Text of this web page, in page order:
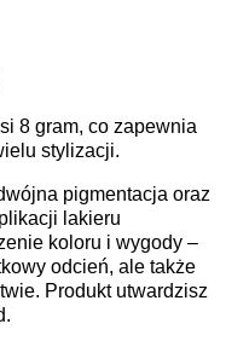
8 gram, co zapewnia
stylizacji.
pigmentacja oraz
lakieru
koloru i wygody –
odcień, ale także
Produkt utwardzisz